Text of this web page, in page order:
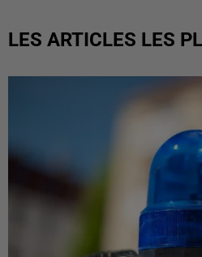
LES ARTICLES LES